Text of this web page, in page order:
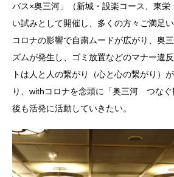
バス×奥三河」（新城・設楽コース、東栄
い試みとして開催し、多くの方々ご満足い
コロナの影響で自粛ムードが広がり、奥
ズムが発生し、ゴミ放置などのマナー違
トは人と人の繋がり（心と心の繋がり）
り、withコロナを念頭に「奥三河 つなぐ
後も活発に活動していきたい。